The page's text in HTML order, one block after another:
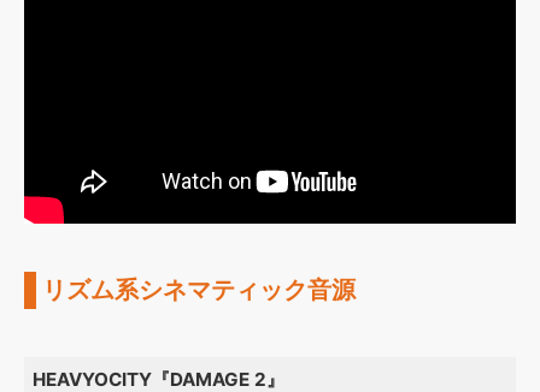
リズム系シネマティック音源
HEAVYOCITY『DAMAGE 2』